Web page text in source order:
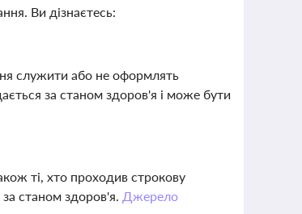
Ви дізнаєтесь:
служити або не оформлять
за станом здоров'я і може бути
ті, хто проходив строкову
станом здоров'я. Джерело